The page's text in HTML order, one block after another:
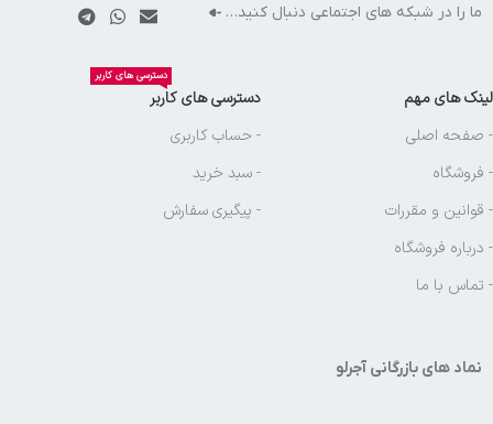
ما را در شبکه های اجتماعی دنبال کنید…
لینک های مهم
- صفحه اصلی
- فروشگاه
- قوانین و مقررات
- درباره فروشگاه
- تماس با ما
دسترسی های کاربر
دسترسی های کاربر
- حساب کاربری
- سبد خرید
- پیگیری سفارش
نماد های بازرگانی آجرلو